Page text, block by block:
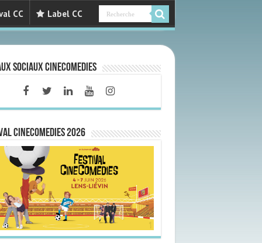
CC Label CC
sociaux CineComedies
CINECOMEDIES 2026